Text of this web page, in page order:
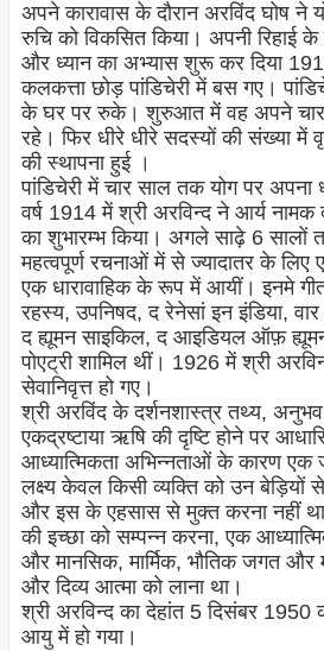
अपने कारावास के दौरान अरविंद घोष ने
रुचि को विकसित किया। अपनी रिहाई के
और ध्यान का अभ्यास शुरू कर दिया
कलकत्ता छोड़ पांडिचेरी में बस गए।
के घर पर रुके। शुरुआत में वह अपने चार
रहे। फिर धीरे धीरे सदस्यों की संख्या में
की स्थापना हुई ।
पांडिचेरी में चार साल तक योग पर
वर्ष 1914 में श्री अरविन्द ने आर्य नामक
का शुभारम्भ किया। अगले साढ़े 6
महत्वपूर्ण रचनाओं में से ज्यादातर के लिए
एक धारावाहिक के रूप में आयीं। इनमे
रहस्य, उपनिषद, द रेनेसां इन इंडिया,
द ह्यूमन साइकिल, द आइडियल ऑफ़
पोएट्री शामिल थीं। 1926 में श्री
सेवानिवृत्त हो गए।
श्री अरविंद के दर्शनशास्त्र तथ्य,
एकद्रष्टाया ऋषि की दृष्टि होने पर
आध्यात्मिकता अभिन्नताओं के कारण एक
लक्ष्य केवल किसी व्यक्ति को उन
और इस के एहसास से मुक्त करना नहीं था
की इच्छा को सम्पन्न करना, एक
और मानसिक, मार्मिक, भौतिक जगत और
और दिव्य आत्मा को लाना था।
श्री अरविन्द का देहांत 5 दिसंबर 1950
आयु में हो गया।